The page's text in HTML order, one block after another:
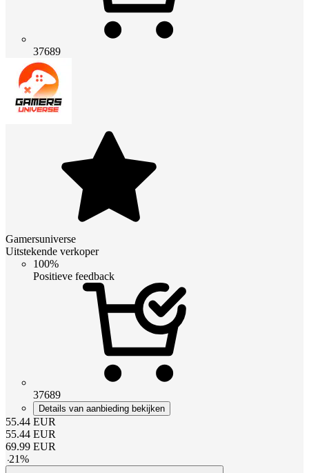
37689
Gamersuniverse
Uitstekende verkoper
100%
Positieve feedback
37689
Details van aanbieding bekijken
55.44 EUR
55.44 EUR
69.99 EUR
-21%